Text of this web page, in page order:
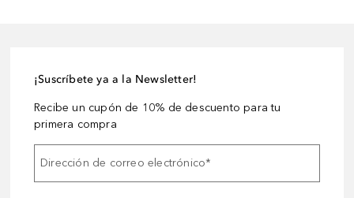
¡Suscríbete ya a la Newsletter!
Recibe un cupón de 10% de descuento para tu
primera compra
Dirección de correo electrónico*